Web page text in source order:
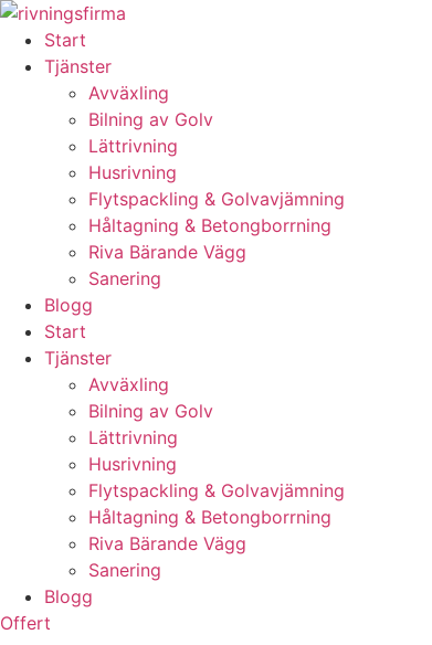
Skip
content
Start
Tjänster
Avväxling
Bilning av Golv
Lättrivning
Husrivning
Flytspackling & Golvavjämning
Håltagning & Betongborrning
Riva Bärande Vägg
Sanering
Blogg
Start
Tjänster
Avväxling
Bilning av Golv
Lättrivning
Husrivning
Flytspackling & Golvavjämning
Håltagning & Betongborrning
Riva Bärande Vägg
Sanering
Blogg
Offert